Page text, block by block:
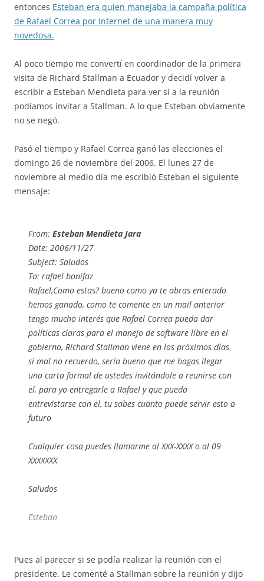
entonces Esteban era quien manejaba la campaña política
de Rafael Correa por Internet de una manera muy
novedosa.
Al poco tiempo me convertí en coordinador de la primera
visita de Richard Stallman a Ecuador y decidí volver a
escribir a Esteban Mendieta para ver si a la reunión
podíamos invitar a Stallman. A lo que Esteban obviamente
no se negó.
Pasó el tiempo y Rafael Correa ganó las elecciones el
domingo 26 de noviembre del 2006. El lunes 27 de
noviembre al medio día me escribió Esteban el siguiente
mensaje:
From: Esteban Mendieta Jara
Date: 2006/11/27
Subject: Saludos
To: rafael bonifaz
Rafael,Como estas? bueno como ya te abras enterado
hemos ganado, como te comente en un mail anterior
tengo mucho interés que Rafael Correa pueda dar
políticas claras para el manejo de software libre en el
gobierno, Richard Stallman viene en los próximos días
si mal no recuerdo, sería bueno que me hagas llegar
una carta formal de ustedes invitándole a reunirse con
el, para yo entregarle a Rafael y que pueda
entrevistarse con el, tu sabes cuanto puede servir esto a
futuro
Cualquier cosa puedes llamarme al XXX-XXXX o al 09
XXXXXXX
Saludos
Esteban
Pues al parecer si se podía realizar la reunión con el
presidente. Le comenté a Stallman sobre la reunión y dijo